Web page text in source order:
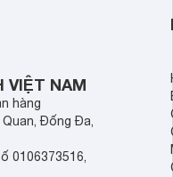
VIỆT NAM
hàng
Đống Đa,
0106373516,